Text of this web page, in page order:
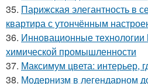
35. Парижская элегантность в
квартира с утончённым
36. Инновационные
химической промышленности
37. Максимум цвета: интерьер,
38. Модернизм в легендарном